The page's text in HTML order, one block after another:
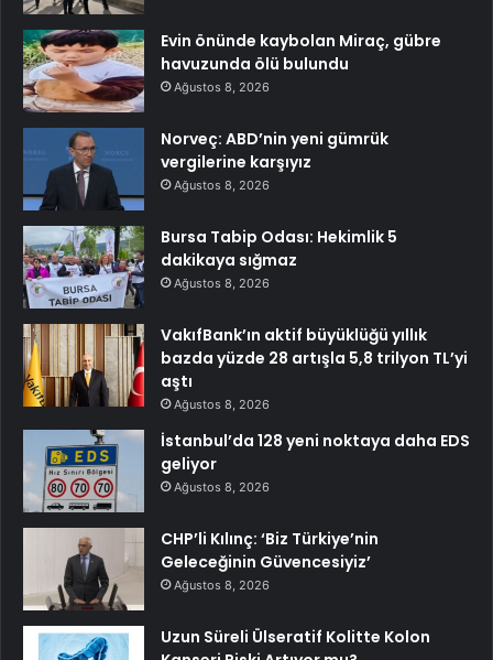
Evin önünde kaybolan Miraç, gübre
havuzunda ölü bulundu
Ağustos 8, 2026
Norveç: ABD’nin yeni gümrük
vergilerine karşıyız
Ağustos 8, 2026
Bursa Tabip Odası: Hekimlik 5
dakikaya sığmaz
Ağustos 8, 2026
VakıfBank’ın aktif büyüklüğü yıllık
bazda yüzde 28 artışla 5,8 trilyon TL’yi
aştı
Ağustos 8, 2026
İstanbul’da 128 yeni noktaya daha EDS
geliyor
Ağustos 8, 2026
CHP’li Kılınç: ‘Biz Türkiye’nin
Geleceğinin Güvencesiyiz’
Ağustos 8, 2026
Uzun Süreli Ülseratif Kolitte Kolon